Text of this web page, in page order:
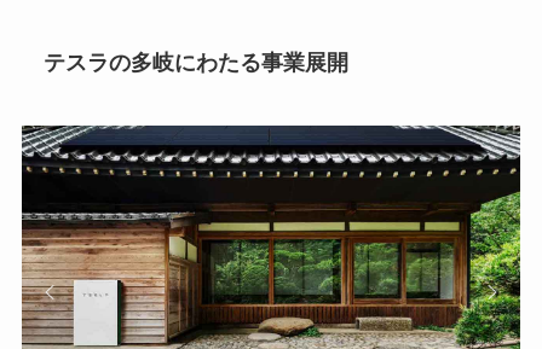
テスラの多岐にわたる事業展開